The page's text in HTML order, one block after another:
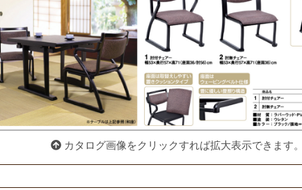
カタログ画像をクリックすれば拡大表示できます。